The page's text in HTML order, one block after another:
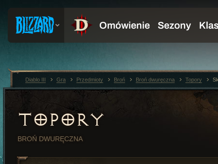
TOPORY
BROŃ DWURĘCZNA
Diablo III Gra Przedmioty Broń Broń dwuręczna Topory